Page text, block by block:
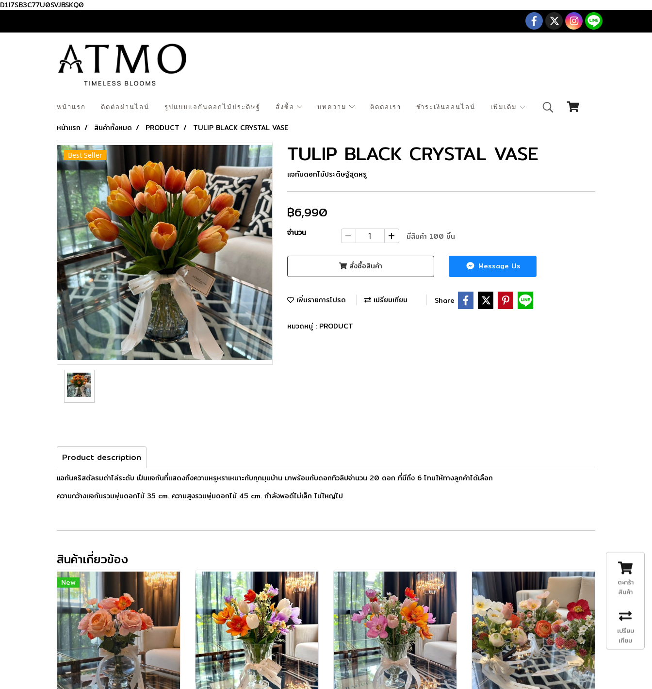
D1I7SB3C77U0SVJBSKQ0
หน้าแรก ติดต่อผ่านไลน์ รูปแบบแจกันดอกไม้ประดิษฐ์ สั่งซื้อ บทความ ติดต่อเรา ชำระเงินออนไลน์ เพิ่มเติม
หน้าแรก สินค้าทั้งหมด PRODUCT TULIP BLACK CRYSTAL VASE
Best Seller TULIP BLACK CRYSTAL VASE
แจกันดอกไม้ประดิษฐ์สุดหรู
฿6,990
จำนวน มีสินค้า 100 ชิ้น
สั่งซื้อสินค้า Message Us
เพิ่มรายการโปรด เปรียบเทียบ Share
หมวดหมู่ : PRODUCT
Product description
แจกันคริสตัลรมดำไล่ระดับ เป็นแจกันที่แสดงถึงความหรูหราเหมาะกับทุกมุมบ้าน มาพร้อมกับดอกทิวลิปจำนวน 20 ดอก ที่มีถึง 6 โทนให้ทางลูกค้าได้เลือก
ความกว้างแจกันรวมพุ่มดอกไม้ 35 cm. ความสูงรวมพุ่มดอกไม้ 45 cm. กำลังพอดีไม่เล็ก ไม่ใหญ่ไป
สินค้าเกี่ยวข้อง
New
ตะกร้า
สินค้า
เปรียบ
เทียบ